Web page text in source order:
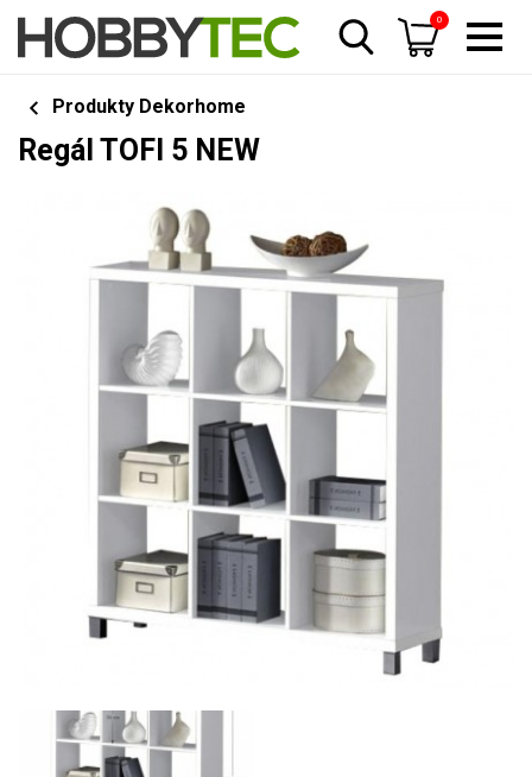
0
Produkty Dekorhome
Regál TOFI 5 NEW